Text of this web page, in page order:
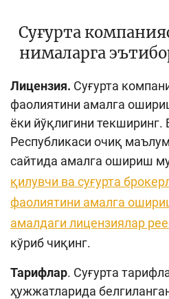
Суғурта
нималарга
Лицензия. Суғурта
фаолиятини амалга
ёки йўқлигини текширинг.
Республикаси очиқ
сайтида амалга ошириш
қилувчи ва суғурта
фаолиятини амалга
амалдаги лицензиялар
кўриб чиқинг.
Тарифлар. Суғурта
ҳужжатларида